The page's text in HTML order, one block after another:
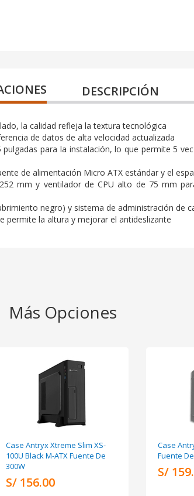
DESCRIPCIÓN
la calidad refleja la textura tecnológica
de datos de alta velocidad actualizada
para la instalación, lo que permite 5
de alimentación Micro ATX estándar y el
mm y ventilador de CPU alto de 75 mm
negro) y sistema de administración de
permite la altura y mejorar el antideslizante
Más Opciones
Case Antryx Xtreme Slim XS-
100U Black M-ATX Fuente De
300W
S/ 156.00
Case
Fuente
S/